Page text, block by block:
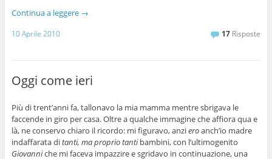
Continua a leggere →
10 Aprile 2010 17 Risposte
Oggi come ieri
Più di trent’anni fa, tallonavo la mia mamma mentre sbrigava le
faccende in giro per casa. Oltre a qualche immagine che affiora qua e
là, ne conservo chiaro il ricordo: mi figuravo, anzieroanch’io madre
indaffarata ditanti, ma proprio tantibambini, con l’ultimogenito
Giovanniche mi faceva impazzire e sgridavo in continuazione, una